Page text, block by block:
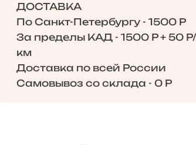
ДОСТАВКА
По Санкт-Петербургу - 1500 Р
За пределы КАД - 1500 Р + 50 Р/
км
Доставка по всей России
Самовывоз со склада - 0 Р